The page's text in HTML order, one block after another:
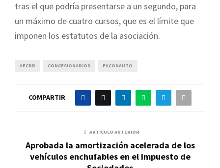
tras el que podría presentarse a un segundo, para
un máximo de cuatro cursos, que es el límite que
imponen los estatutos de la asociación.
AECDR CONCESIONARIOS FACONAUTO
COMPARTIR
ARTÍCULO ANTERIOR
Aprobada la amortización acelerada de los
vehículos enchufables en el Impuesto de